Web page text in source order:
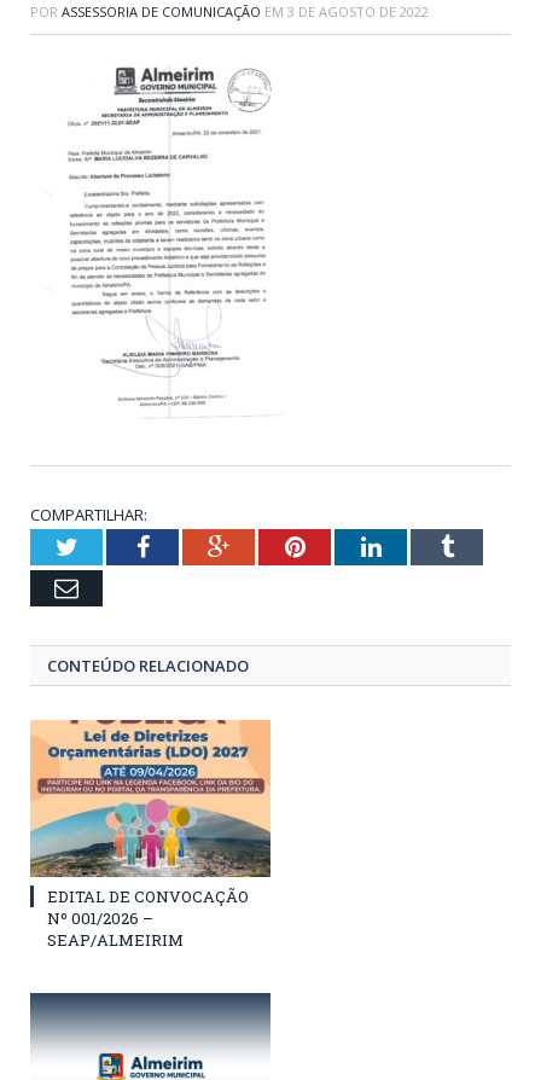
POR ASSESSORIA DE COMUNICAÇÃO EM 3 DE AGOSTO DE 2022
COMPARTILHAR:
TwitterFacebookGoogle+PinterestLinkedInTumblr
Email
CONTEÚDO RELACIONADO
EDITAL DE CONVOCAÇÃO
Nº 001/2026 –
SEAP/ALMEIRIM